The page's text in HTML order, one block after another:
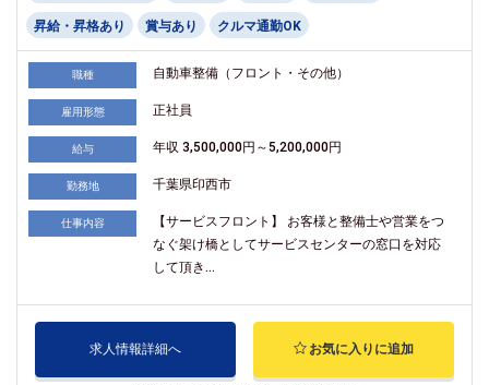
昇給・昇格あり 賞与あり クルマ通勤OK
職種 自動車整備（フロント・その他）
雇用形態 正社員
給与 年収 3,500,000円～5,200,000円
勤務地 千葉県印西市
仕事内容
【サービスフロント】 お客様と整備士や営業をつ
なぐ架け橋としてサービスセンターの窓口を対応
して頂き...
求人情報詳細へ お気に入りに追加